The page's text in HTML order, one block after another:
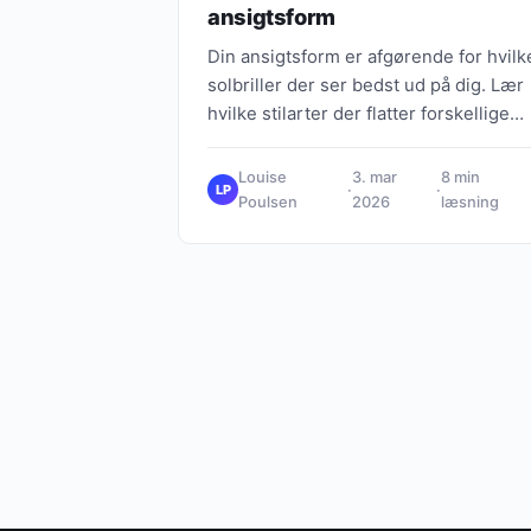
ansigtsform
Din ansigtsform er afgørende for
solbriller der ser bedst ud på dig. Lær
hvilke stilarter der flatter forskellige
LP
Louise
Poulsen
·
3. mar
2026
·
8 min
læsning